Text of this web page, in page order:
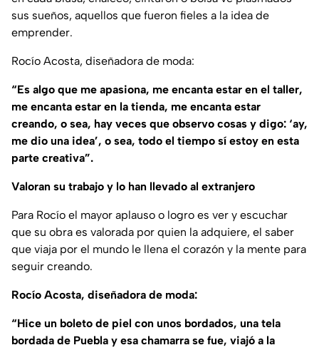
sus sueños, aquellos que fueron fieles a la idea de
emprender.
Rocío Acosta, diseñadora de moda:
“Es algo que me apasiona, me encanta estar en el taller,
me encanta estar en la tienda, me encanta estar
creando, o sea, hay veces que observo cosas y digo: ‘ay,
me dio una idea’, o sea, todo el tiempo sí estoy en esta
parte creativa”.
Valoran su trabajo y lo han llevado al extranjero
Para Rocío el mayor aplauso o logro es ver y escuchar
que su obra es valorada por quien la adquiere, el saber
que viaja por el mundo le llena el corazón y la mente para
seguir creando.
Rocío Acosta, diseñadora de moda:
“Hice un boleto de piel con unos bordados, una tela
bordada de Puebla y esa chamarra se fue, viajó a la